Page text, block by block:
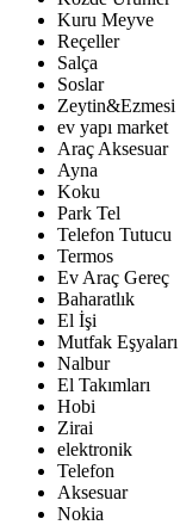
Kuru Meyve
Reçeller
Salça
Soslar
Zeytin&Ezmesi
ev yapı market
Araç Aksesuar
Ayna
Koku
Park Tel
Telefon Tutucu
Termos
Ev Araç Gereç
Baharatlık
El İşi
Mutfak Eşyaları
Nalbur
El Takımları
Hobi
Zirai
elektronik
Telefon
Aksesuar
Nokia